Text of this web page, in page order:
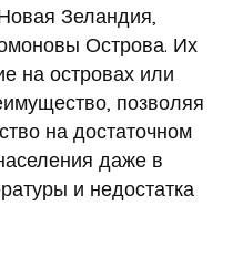
Зеландия,
Острова. Их
на островах или
позволяя
на достаточном
даже в
и недостатка